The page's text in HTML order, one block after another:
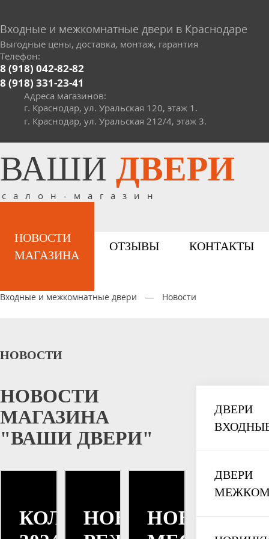
Входные и межкомнатные двери в Краснодаре
Выгодные цены, доставка, монтаж, гарантия
Телефон:
8 (918) 042-82-82
8 (918) 331-23-41
Адреса магазинов:
г. Краснодар, ул. Уральская 120, этаж 1.
г. Краснодар, ул. Уральская 212/4, этаж 3.
ВАШИ ДВЕРИ
салон-магазин
НОВОСТИ
МАГАЗИНА
ОТЗЫВЫ КОНТАКТЫ
Входные и межкомнатные двери — Новости
НОВОСТИ
НОВОСТИ
МАГАЗИНА
"ВАШИ ДВЕРИ"
КОЛЛЕКЦИЯ
НОВОГОДНИЙ
НОВИНКИ
ДВЕРИ
ДВЕРИ